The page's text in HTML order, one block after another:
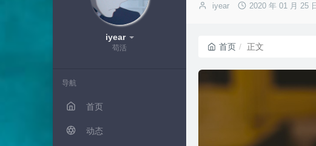
iyear
苟活
导航
首页
动态
博
iyear
发
2020 年 01 月 25
首页 正文